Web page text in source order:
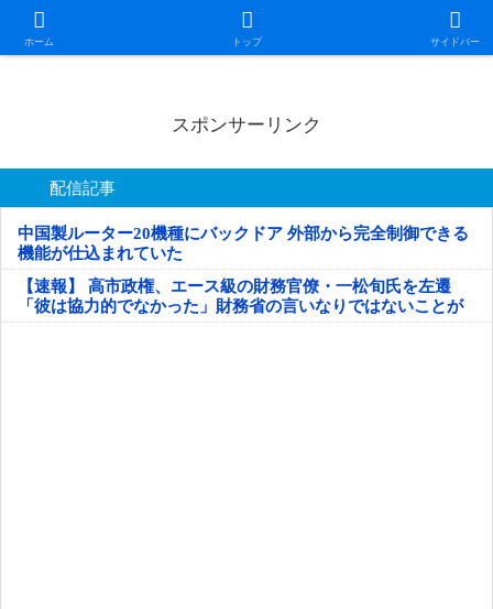
ホーム トップ サイドバー
日本第一！ニュース録
スポンサーリンク
配信記事
中国製ルーター20機種にバックドア 外部から完全制御できる
機能が仕込まれていた
【速報】 高市政権、エース級の財務官僚・一松旬氏を左遷
「彼は協力的でなかった」財務省の言いなりではないことが
判明